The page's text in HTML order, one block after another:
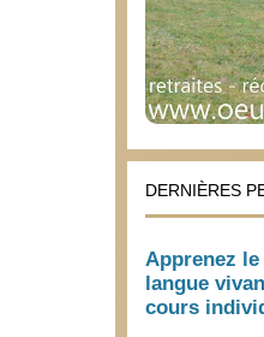
DERNIÈRES
Apprenez
langue
cours